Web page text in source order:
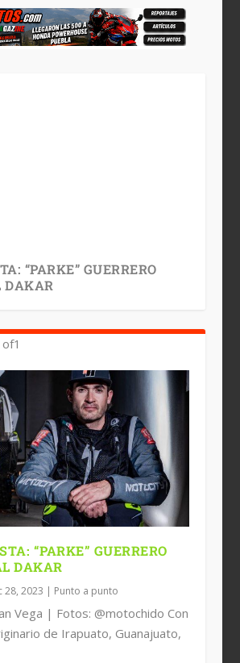
“PARKE” GUERRERO
DAKAR
XTREMO 2021
SAN MIGUEL DE
A IRAPUATO
“PARKE” GUERRERO
DAKAR
28, 2023 | Punto a punto
Vega | Fotos: @motochido Con
de Irapuato, Guanajuato,